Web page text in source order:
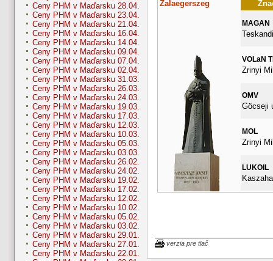
Ceny PHM v Maďarsku 28.04.
Ceny PHM v Maďarsku 23.04.
Ceny PHM v Maďarsku 21.04.
Ceny PHM v Maďarsku 16.04.
Ceny PHM v Maďarsku 14.04.
Ceny PHM v Maďarsku 09.04.
Ceny PHM v Maďarsku 07.04.
Ceny PHM v Maďarsku 02.04.
Ceny PHM v Maďarsku 31.03.
Ceny PHM v Maďarsku 26.03.
Ceny PHM v Maďarsku 24.03.
Ceny PHM v Maďarsku 19.03.
Ceny PHM v Maďarsku 17.03.
Ceny PHM v Maďarsku 12.03.
Ceny PHM v Maďarsku 10.03.
Ceny PHM v Maďarsku 05.03.
Ceny PHM v Maďarsku 03.03.
Ceny PHM v Maďarsku 26.02.
Ceny PHM v Maďarsku 24.02.
Ceny PHM v Maďarsku 19.02.
Ceny PHM v Maďarsku 17.02.
Ceny PHM v Maďarsku 12.02.
Ceny PHM v Maďarsku 10.02.
Ceny PHM v Maďarsku 05.02.
Ceny PHM v Maďarsku 03.02.
Ceny PHM v Maďarsku 29.01.
Ceny PHM v Maďarsku 27.01.
Ceny PHM v Maďarsku 22.01.
Zalaegerszeg
MAGAN
VOLaN
Zrinyi
OMV
Göcseji
MOL
Zrinyi
LUKOIL
verzia pre tlač